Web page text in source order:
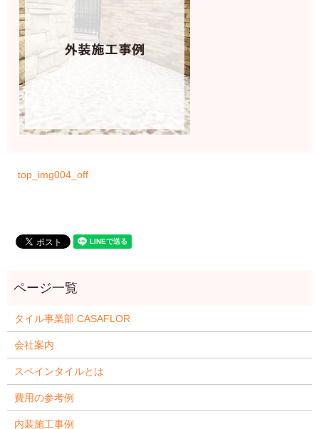
top_img004_off
タイル事業部 CASAFLOR
会社案内
スペインタイルとは
費用の参考例
内装施工事例